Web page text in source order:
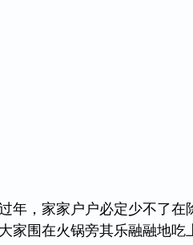
年，家家户户必定少不了在
家围在火锅旁其乐融融地吃